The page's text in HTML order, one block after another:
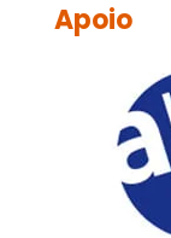
Apoio